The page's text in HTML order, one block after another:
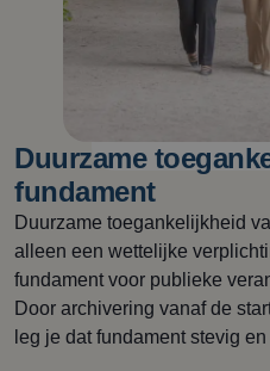
Duurzame
fundament
Duurzame toegankelijkheid
alleen een wettelijke
fundament voor publieke
Door archivering vanaf de
leg je dat fundament stevig